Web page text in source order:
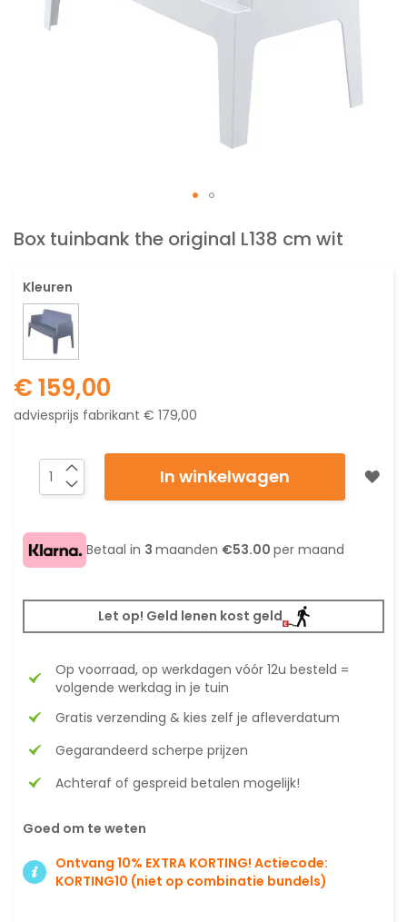
Box tuinbank the original L138 cm wit
naar
van
de
afbeeldingen-
gallerij
Kleuren
€ 159,00
adviesprijs fabrikant € 179,00
In winkelwagen
Betaal in 3 maanden €53.00 per maand
Let op! Geld lenen kost geld
Op voorraad, op werkdagen vóór 12u besteld =
volgende werkdag in je tuin
Gratis verzending & kies zelf je afleverdatum
Gegarandeerd scherpe prijzen
Achteraf of gespreid betalen mogelijk!
Goed om te weten
Ontvang 10% EXTRA KORTING! Actiecode:
KORTING10 (niet op combinatie bundels)